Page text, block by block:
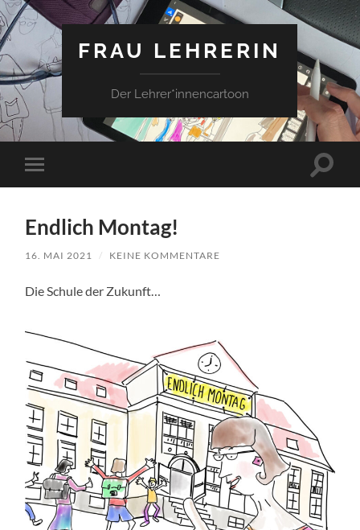
FRAU LEHRERIN
Der Lehrer*innencartoon
Mobile-
Menü
Endlich Montag!
16. MAI 2021 / KEINE KOMMENTARE
Die Schule der Zukunft…